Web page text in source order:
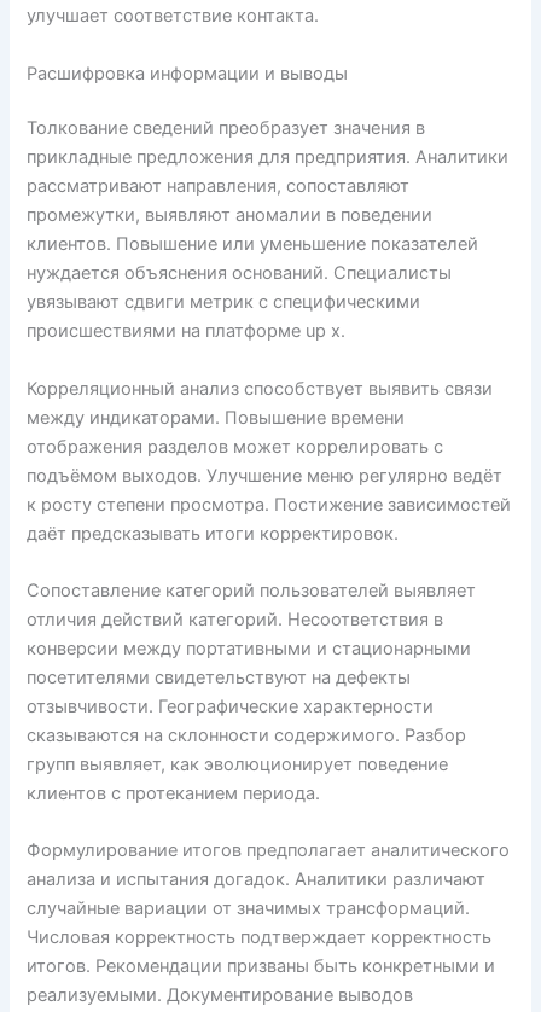
улучшает соответствие контакта.
Расшифровка информации и выводы
Толкование сведений преобразует значения в
прикладные предложения для предприятия. Аналитики
рассматривают направления, сопоставляют
промежутки, выявляют аномалии в поведении
клиентов. Повышение или уменьшение показателей
нуждается объяснения оснований. Специалисты
увязывают сдвиги метрик с специфическими
происшествиями на платформе up x.
Корреляционный анализ способствует выявить связи
между индикаторами. Повышение времени
отображения разделов может коррелировать с
подъёмом выходов. Улучшение меню регулярно ведёт
к росту степени просмотра. Постижение зависимостей
даёт предсказывать итоги корректировок.
Сопоставление категорий пользователей выявляет
отличия действий категорий. Несоответствия в
конверсии между портативными и стационарными
посетителями свидетельствуют на дефекты
отзывчивости. Географические характерности
сказываются на склонности содержимого. Разбор
групп выявляет, как эволюционирует поведение
клиентов с протеканием периода.
Формулирование итогов предполагает аналитического
анализа и испытания догадок. Аналитики различают
случайные вариации от значимых трансформаций.
Числовая корректность подтверждает корректность
итогов. Рекомендации призваны быть конкретными и
реализуемыми. Документирование выводов